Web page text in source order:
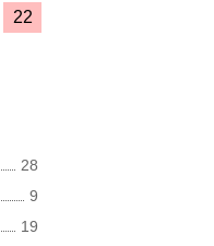
22
28
9
19